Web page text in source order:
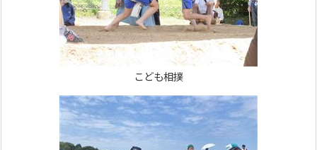
こども相撲